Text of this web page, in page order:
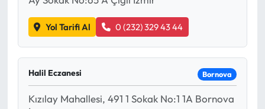
Yol Tarifi Al 0 (232) 329 43 44
Halil Eczanesi Bornova
Kızılay Mahallesi, 491 1 Sokak No:1 1A Bornova